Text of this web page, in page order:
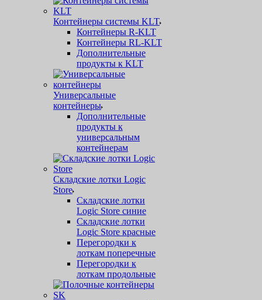
Контейнеры системы KLT
Контейнеры R-KLT
Контейнеры RL-KLT
Дополнительные
продукты к KLT
Универсальные
контейнеры
Дополнительные
продукты к
универсальным
контейнерам
Складские лотки Logic
Store
Складские лотки
Logic Store синие
Складские лотки
Logic Store красные
Перегородки к
лоткам поперечные
Перегородки к
лоткам продольные